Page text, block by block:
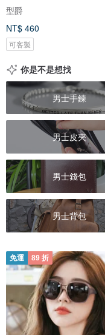
型爵
NT$ 460
可客製
你是不是想找
男士手鍊
男士皮夾
男士錢包
男士背包
免運 89 折